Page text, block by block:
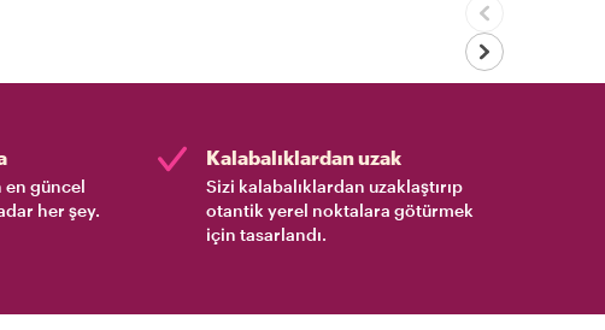
en güncel
her şey.
Kalabalıklardan uzak
Sizi kalabalıklardan uzaklaştırıp
otantik yerel noktalara götürmek
için tasarlandı.